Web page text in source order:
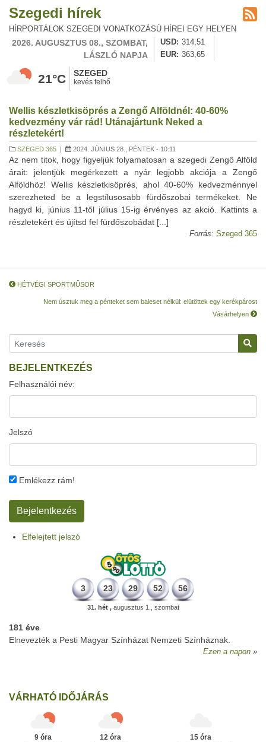
Szegedi hírek
HÍRPORTÁLOK SZEGEDI VONATKOZÁSÚ HÍREI EGY HELYEN
2026. AUGUSZTUS 08., SZOMBAT,
LÁSZLÓ NAPJA
USD
314,51
EUR
363,65
21°C SZEGED
kevés felhő
Wellis készletkisöprés a Zengő Alföldnél: 40-60%
kedvezmény vár rád! Utánajártunk Neked a
részletekért!
SZEGED 365 | 2024. JÚNIUS 28., PÉNTEK - 10:11
Az nem titok, hogy figyeljük folyamatosan a szegedi Zengő Alföld
árait: jelentjük megérkezett a nyár legjobb akciója a Zengő
Alföldhöz! Wellis készletkisöprés, ahol 40-60% kedvezménnyel
szerezheted be a legstílusosabb fürdőszobai termékeket. Ne
hagyd ki, június 11-től július 15-ig érvényes az akció. Kattints a
részletekért és újítsd fel fürdőszobádat [...]
Forrás: Szeged 365
HÉTVÉGI SPORTMŰSOR
Nem úsztuk meg a pénteket sem baleset nélkül: elütöttek egy kerékpárost
Vásárhelyen
BEJELENTKEZÉS
Felhasználói név:
Jelszó
Emlékezz rám!
Elfelejtett jelszó
3 23 29 52 56
31. hét ,augusztus 1., szombat
181 éve
Elnevezték a Pesti Magyar Színházat Nemzeti Színháznak.
Ezen a napon
VÁRHATÓ IDŐJÁRÁS
9 óra
12 óra
15 óra